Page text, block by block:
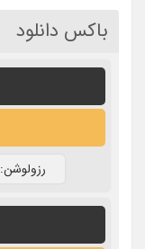
باکس دانلود
رزولوشن: 480p